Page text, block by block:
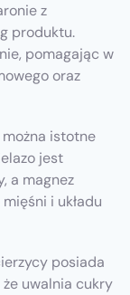
z
produktu.
pomagając w
oraz
istotne
jest
a magnez
i układu
posiada
że uwalnia cukry